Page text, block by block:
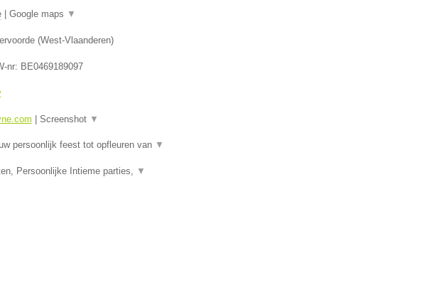
| Google maps ▼
(West-Vlaanderen)
nr: BE0469189097
Screenshot ▼
persoonlijk feest tot opfleuren van ▼
Persoonlijke Intieme parties, ▼